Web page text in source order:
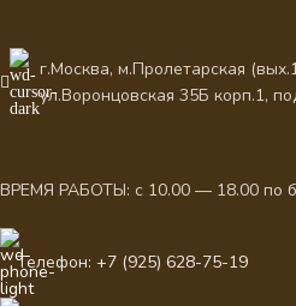
г.Москва, м.Пролетарская
ул.Воронцовская 35Б корп.1,
ВРЕМЯ РАБОТЫ: с 10.00 — 18.00 по
Телефон: +7 (925) 628-75-19